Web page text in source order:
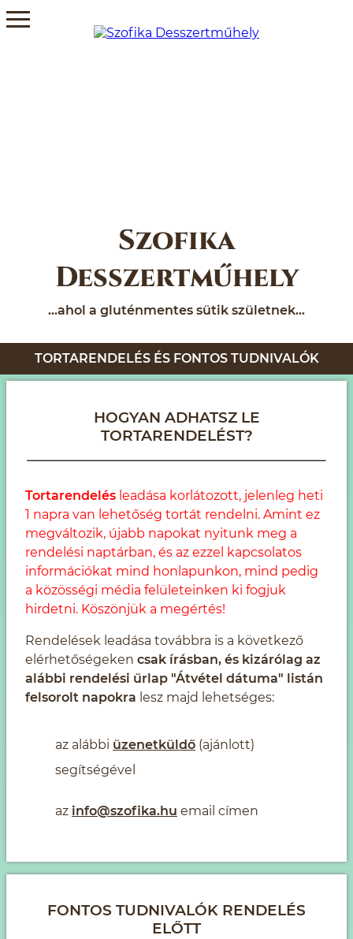
PARTNEREINK
Szofika
Desszertműhely
...ahol a gluténmentes sütik születnek...
TORTARENDELÉS ÉS FONTOS TUDNIVALÓK
HOGYAN ADHATSZ LE
TORTARENDELÉST?
Tortarendelésleadása korlátozott, jelenleg heti
1 napra van lehetőség tortát rendelni. Amint ez
megváltozik, újabb napokat nyitunk meg a
rendelési naptárban, és az ezzel kapcsolatos
információkat mind honlapunkon, mind pedig
a közösségi média felületeinken ki fogjuk
hirdetni. Köszönjük a megértés!
Rendelések leadása továbbra is a következő
elérhetőségeken csak írásban, és kizárólag az
alábbi rendelési űrlap "Átvétel dátuma" listán
felsorolt napokra lesz majd lehetséges:
az alábbi üzenetküldő(ajánlott)
segítségével
az info@szofika.hu email címen
FONTOS TUDNIVALÓK RENDELÉS
ELŐTT